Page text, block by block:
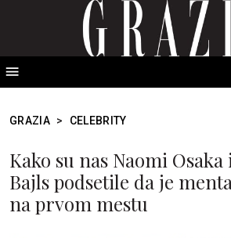
GRAZIA
GRAZIA > CELEBRITY
Kako su nas Naomi
Bajls podsetile da je
na prvom mestu